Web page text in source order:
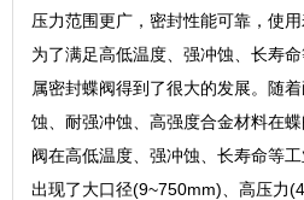
压力范围更广，密封性能可靠，使用
为了满足高低温度、强冲蚀、长寿
属密封蝶阀得到了很大的发展。随
蚀、耐强冲蚀、高强度合金材料在
阀在高低温度、强冲蚀、长寿命等
出现了大口径(9~750mm)、高压力